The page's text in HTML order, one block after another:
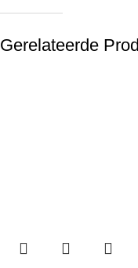
Gerelateerde